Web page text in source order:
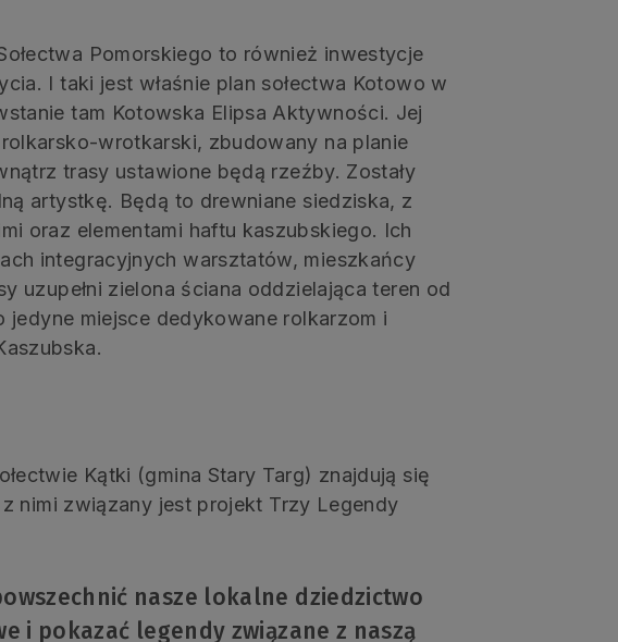
Pomorskiego to również inwestycje
I taki jest właśnie plan sołectwa Kotowo w
tam Kotowska Elipsa Aktywności. Jej
wrotkarski, zbudowany na planie
trasy ustawione będą rzeźby. Zostały
artystkę. Będą to drewniane siedziska, z
oraz elementami haftu kaszubskiego. Ich
integracyjnych warsztatów, mieszkańcy
uzupełni zielona ściana oddzielająca teren od
miejsce dedykowane rolkarzom i
Kątki (gmina Stary Targ) znajdują się
nimi związany jest projekt Trzy Legendy
nasze lokalne dziedzictwo
i pokazać legendy związane z naszą